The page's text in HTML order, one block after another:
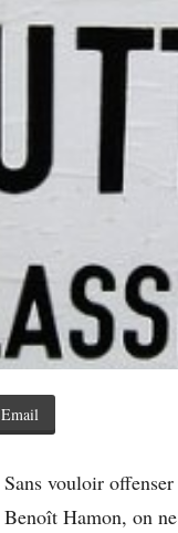
Email
Sans vouloir offenser
Benoît Hamon, on ne